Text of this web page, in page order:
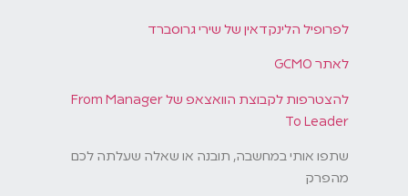
לפרופיל הלינקדאין של שירי גרוסברד
לאתר GCMO
להצטרפות לקבוצת הוואצאפ של From Manager
To Leader
שתפו אותי במחשבה, תובנה או שאלה שעלתה לכם
מהפרק